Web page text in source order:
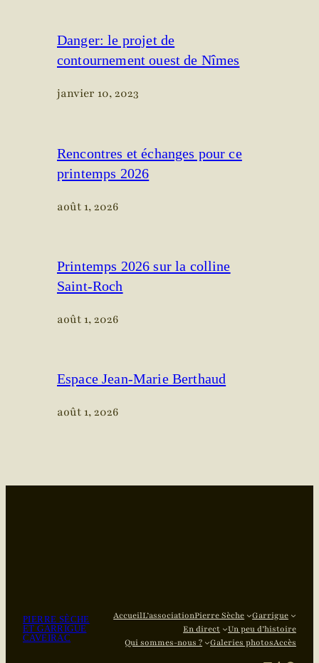
Danger: le projet de
contournement ouest de Nîmes
janvier 10, 2023
Rencontres et échanges pour ce
printemps 2026
août 1, 2026
Printemps 2026 sur la colline
Saint-Roch
août 1, 2026
Espace Jean-Marie Berthaud
août 1, 2026
PIERRE SÈCHE
ET GARRIGUE
CAVEIRAC
AccueilL’associationPierre Sèche
Garrigue
En direct
Un peu d’histoire
Qui sommes-nous ?
Galeries photosAccès